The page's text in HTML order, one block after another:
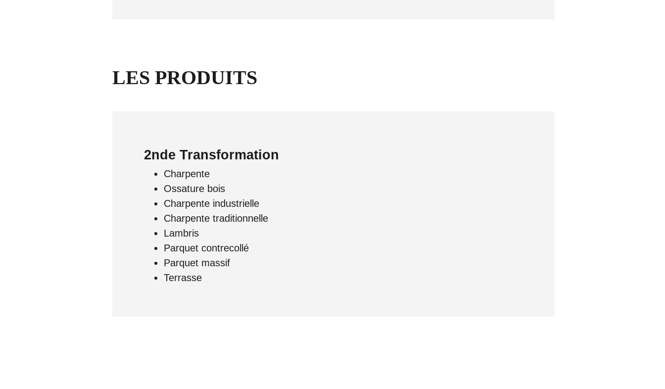
LES PRODUITS
2nde Transformation
Charpente
Ossature bois
Charpente industrielle
Charpente traditionnelle
Lambris
Parquet contrecollé
Parquet massif
Terrasse